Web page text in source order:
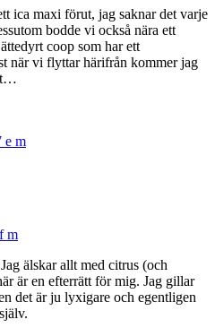
ica maxi förut, jag saknar det varje
bodde vi också nära ett
coop som har ett
när vi flyttar härifrån kommer jag
e m
m
älskar allt med citrus (och
är en efterrätt för mig. Jag gillar
det är ju lyxigare och egentligen